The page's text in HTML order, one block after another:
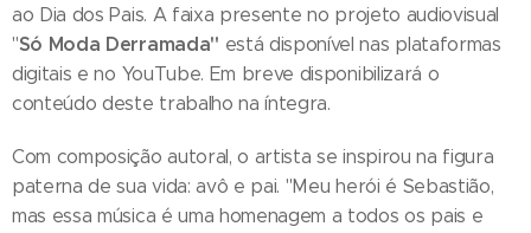
ao Dia dos Pais. A faixa presente no projeto audiovisual
"Só Moda Derramada" está disponível nas plataformas
digitais e no YouTube. Em breve disponibilizará o
conteúdo deste trabalho na íntegra.
Com composição autoral, o artista se inspirou na figura
paterna de sua vida: avô e pai. "Meu herói é Sebastião,
mas essa música é uma homenagem a todos os pais e